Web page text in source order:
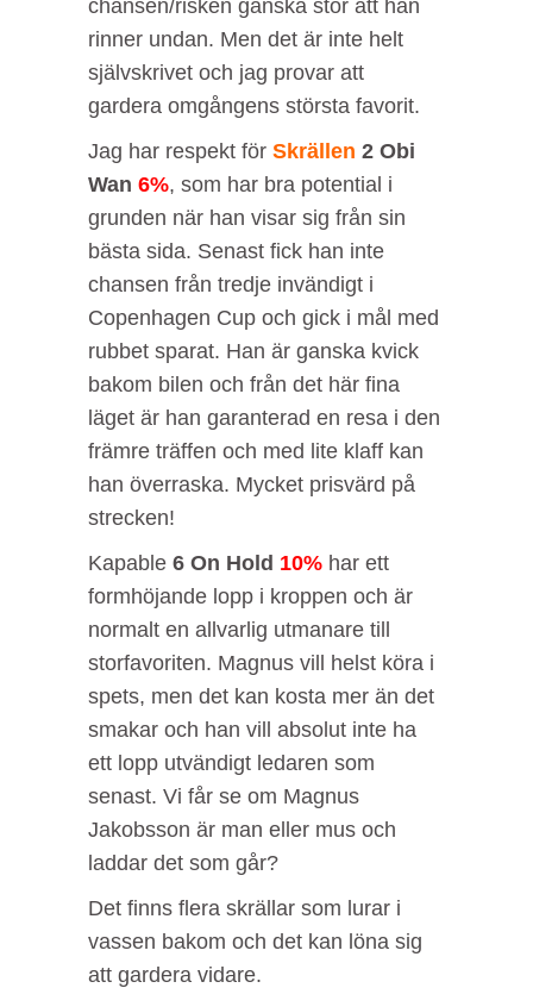
chansen/risken ganska stor att han
rinner undan. Men det är inte helt
självskrivet och jag provar att
gardera omgångens största favorit.
Jag har respekt för Skrällen 2 Obi
Wan 6%, som har bra potential i
grunden när han visar sig från sin
bästa sida. Senast fick han inte
chansen från tredje invändigt i
Copenhagen Cup och gick i mål med
rubbet sparat. Han är ganska kvick
bakom bilen och från det här fina
läget är han garanterad en resa i den
främre träffen och med lite klaff kan
han överraska. Mycket prisvärd på
strecken!
Kapable 6 On Hold 10% har ett
formhöjande lopp i kroppen och är
normalt en allvarlig utmanare till
storfavoriten. Magnus vill helst köra i
spets, men det kan kosta mer än det
smakar och han vill absolut inte ha
ett lopp utvändigt ledaren som
senast. Vi får se om Magnus
Jakobsson är man eller mus och
laddar det som går?
Det finns flera skrällar som lurar i
vassen bakom och det kan löna sig
att gardera vidare.